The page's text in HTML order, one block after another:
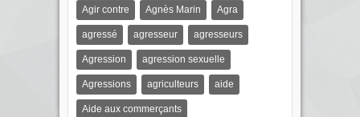
Agir contre Agnès Marin Agra
agressé agresseur agresseurs
Agression agression sexuelle
Agressions agriculteurs aide
Aide aux commerçants